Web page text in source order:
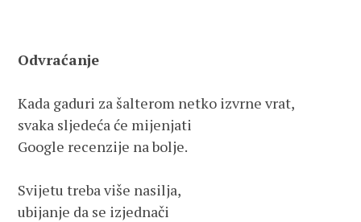
Odvraćanje
Kada gaduri za šalterom netko izvrne vrat,
svaka sljedeća će mijenjati
Google recenzije na bolje.
Svijetu treba više nasilja,
ubijanje da se izjednači